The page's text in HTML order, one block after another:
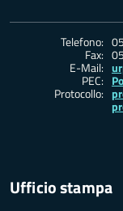
Telefono:
Fax:
E-Mail:
PEC:
Protocollo:
Ufficio stampa